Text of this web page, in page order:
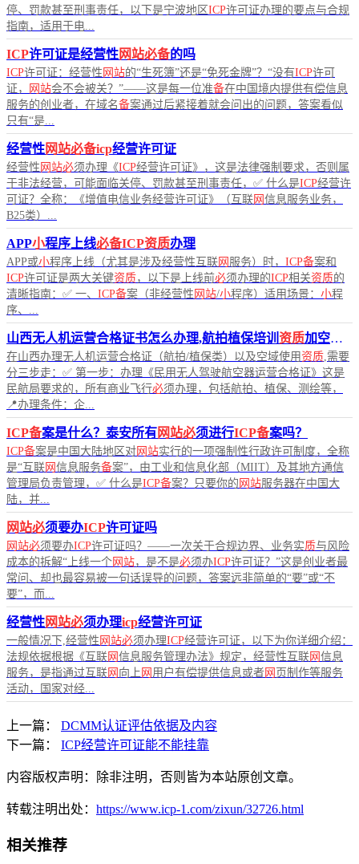
停、罚款甚至刑事责任，以下是宁波地区ICP许可证办理的要点与合规
指南，适用于电...
ICP许可证是经营性网站必备的吗
ICP许可证：经营性 网站的“生死簿”还是“免死金牌”？“没有ICP许可
证，
网站会不会被关？”——这是每一位准备在中国境内提供有偿信息
服务的创业者，在域名备案通过后紧接着就会问出的问题，答案看似
只有“是...
经营性网站必备icp经营许可证
经营性 网站必须办理《ICP经营许可证》，这是法律强制要求，否则属
于非法经营，可能面临关停、罚款甚至刑事责任，✅ 什么是ICP经营许
可证？全称：《增值电信业务经营许可证》（互联网 信息服务业务，
B25类）...
APP小程序上线必备ICP资质办理
APP或小程序上线（尤其是涉及经营性互联网 服务）时， ICP备案和
ICP许可证是两大关键资质，以下是上线前必须办理的ICP相关资质的
清晰指南：✅ 一、 ICP备案（非经营性 网站/小程序）适用场景： 小程
序、...
山西无人机运营合格证书​怎么办理,航拍植保培训 资质加空域
在山西办理无人机运营合格证（航拍/植保类）以及空域使用资质,需要
分三步走：✅ 第一步：办理《民用无人驾驶航空器运营合格证》这是
民航局要求的，所有商业飞行必须办理，包括航拍、植保、测绘等，
📍办理条件：企...
ICP备案是什么？泰安所有网站必须进行ICP备案吗？
ICP备案是中国大陆地区对网站实行的一项强制性行政许可制度，全称
是“互联网 信息服务备案”，由工业和信息化部（MIIT）及其地方通信
管理局负责管理，✅ 什么是ICP备案？只要你的 网站服务器在中国大
陆，并...
网站必须要办ICP许可证吗
网站必须要办ICP许可证吗？——一次关于合规边界、业务实质与风险
成本的拆解“上线一个网站，是不是必须办ICP许可证？”这是创业者最
常问、却也最容易被一句话误导的问题，答案远非简单的“要”或“不
要”，而...
经营性网站必须办理icp经营许可证
一般情况下,经营性 网站必须办理ICP经营许可证，以下为你详细介绍：
法规依据根据《互联网 信息服务管理办法》规定，经营性互联网 信息
服务，是指通过互联网 向上 网 用户有偿提供信息或者网 页制作等服务
活动，国家对经...
上一篇：
DCMM认证评估依据及内容
下一篇：
ICP经营许可证能不能挂靠
内容版权声明：除非注明，否则皆为本站原创文章。
转载注明出处： https://www.icp-1.com/zixun/32726.html
相关推荐